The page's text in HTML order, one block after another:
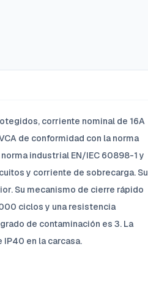
corriente nominal de 16A
de conformidad con la norma
industrial EN/IEC 60898-1 y
y corriente de sobrecarga. Su
Su mecanismo de cierre rápido
ciclos y una resistencia
de contaminación es 3. La
en la carcasa.